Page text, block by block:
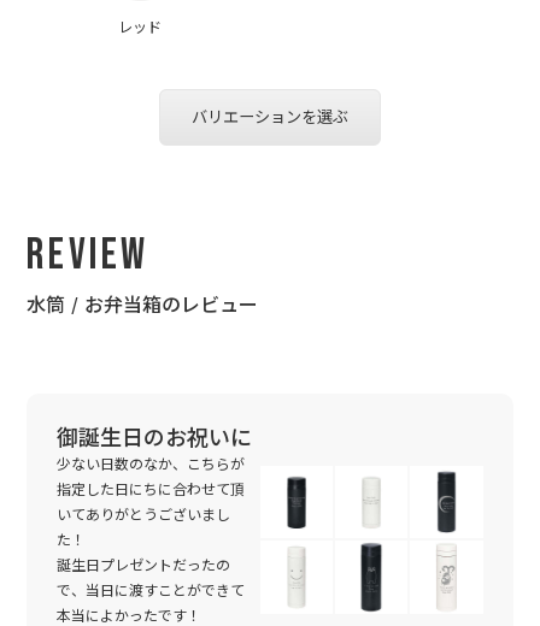
レッド
バリエーションを選ぶ
Review
水筒 / お弁当箱のレビュー
御誕生日のお祝いに
少ない日数のなか、こちらが
指定した日にちに合わせて頂
いてありがとうございまし
た！
誕生日プレゼントだったの
で、当日に渡すことができて
本当によかったです！